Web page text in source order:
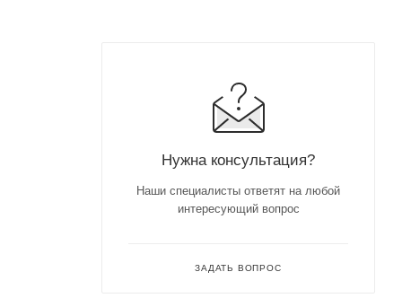
Нужна консультация?
Наши специалисты ответят на любой
интересующий вопрос
ЗАДАТЬ ВОПРОС